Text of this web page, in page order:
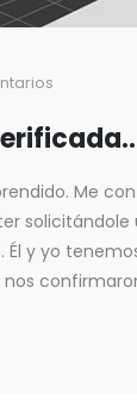
Me
solicitándole
y yo